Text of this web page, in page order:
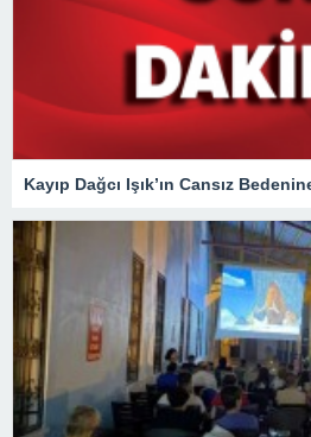
Kayıp Dağcı Işık’ın Cansız